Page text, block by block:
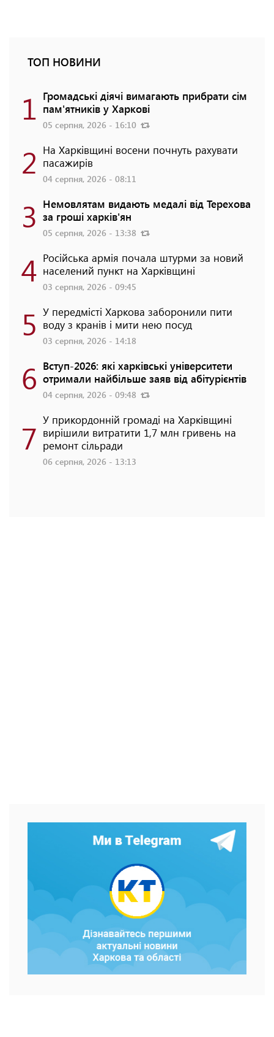
ТОП НОВИНИ
1 Громадські діячі вимагають прибрати сім
пам'ятників у Харкові
05 серпня, 2026 - 16:10
2 На Харківщині восени почнуть рахувати
пасажирів
04 серпня, 2026 - 08:11
3 Немовлятам видають медалі від Терехова
за гроші харків'ян
05 серпня, 2026 - 13:38
4 Російська армія почала штурми за новий
населений пункт на Харківщині
03 серпня, 2026 - 09:45
5 У передмісті Харкова заборонили пити
воду з кранів і мити нею посуд
03 серпня, 2026 - 14:18
6 Вступ-2026: які харківські університети
отримали найбільше заяв від абітурієнтів
04 серпня, 2026 - 09:48
7 У прикордонній громаді на Харківщині
вирішили витратити 1,7 млн гривень на
ремонт сільради
06 серпня, 2026 - 13:13